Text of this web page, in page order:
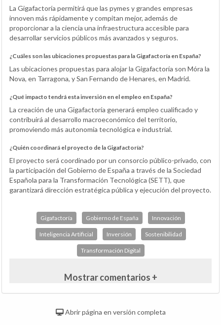
La Gigafactoría permitirá que las pymes y grandes empresas
innoven más rápidamente y compitan mejor, además de
proporcionar a la ciencia una infraestructura accesible para
desarrollar servicios públicos más avanzados y seguros.
¿Cuáles son las ubicaciones propuestas para la Gigafactoría en España?
Las ubicaciones propuestas para alojar la Gigafactoría son Móra la
Nova, en Tarragona, y San Fernando de Henares, en Madrid.
¿Qué impacto tendrá esta inversión en el empleo en España?
La creación de una Gigafactoría generará empleo cualificado y
contribuirá al desarrollo macroeconómico del territorio,
promoviendo más autonomía tecnológica e industrial.
¿Quién coordinará el proyecto de la Gigafactoría?
El proyecto será coordinado por un consorcio público-privado, con
la participación del Gobierno de España a través de la Sociedad
Española para la Transformación Tecnológica (SETT), que
garantizará dirección estratégica pública y ejecución del proyecto.
Gigafactoría Gobierno de España Innovación
Inteligencia Artificial Inversión Sostenibilidad
Transformación Digital
Mostrar comentarios +
Abrir página en versión completa